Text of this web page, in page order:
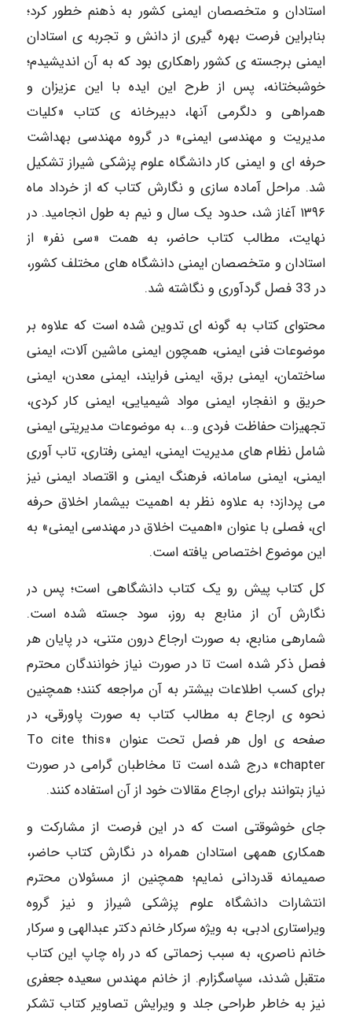
استادان و متخصصان ایمنی کشور به ذهنم خطور کرد؛
بنابراین فرصت بهره گیری از دانش و تجربه ی استادان
ایمنی برجسته ی کشور راهکاری بود که به آن اندیشیدم؛
خوشبختانه، پس از طرح این ایده با این عزیزان و
همراهی و دلگرمی آنها، دبیرخانه ی کتاب «کلیات
مدیریت و مهندسی ایمنی» در گروه مهندسی بهداشت
حرفه ای و ایمنی کار دانشگاه علوم پزشکی شیراز تشکیل
شد. مراحل آماده سازی و نگارش کتاب که از خرداد ماه
۱۳۹۶ آغاز شد، حدود یک سال و نیم به طول انجامید. در
نهایت، مطالب کتاب حاضر، به همت «سی نفر» از
استادان و متخصصان ایمنی دانشگاه های مختلف کشور،
در 33 فصل گردآوری و نگاشته شد.
محتوای کتاب به گونه ای تدوین شده است که علاوه بر
موضوعات فنی ایمنی، همچون ایمنی ماشین آلات، ایمنی
ساختمان، ایمنی برق، ایمنی فرایند، ایمنی معدن، ایمنی
حریق و انفجار، ایمنی مواد شیمیایی، ایمنی کار کردی،
تجهیزات حفاظت فردی و…، به موضوعات مدیریتی ایمنی
شامل نظام های مدیریت ایمنی، ایمنی رفتاری، تاب آوری
ایمنی، ایمنی سامانه، فرهنگ ایمنی و اقتصاد ایمنی نیز
می پردازد؛ به علاوه نظر به اهمیت بیشمار اخلاق حرفه
ای، فصلی با عنوان «اهمیت اخلاق در مهندسی ایمنی» به
این موضوع اختصاص یافته است.
کل کتاب پیش رو یک کتاب دانشگاهی است؛ پس در
نگارش آن از منابع به روز، سود جسته شده است.
شمارهی منابع، به صورت ارجاع درون متنی، در پایان هر
فصل ذکر شده است تا در صورت نیاز خوانندگان محترم
برای کسب اطلاعات بیشتر به آن مراجعه کنند؛ همچنین
نحوه ی ارجاع به مطالب کتاب به صورت پاورقی، در
صفحه ی اول هر فصل تحت عنوان «To cite this
chapter» درج شده است تا مخاطبان گرامی در صورت
نیاز بتوانند برای ارجاع مقالات خود از آن استفاده کنند.
جای خوشوقتی است که در این فرصت از مشارکت و
همکاری همهی استادان همراه در نگارش کتاب حاضر،
صمیمانه قدردانی نمایم؛ همچنین از مسئولان محترم
انتشارات دانشگاه علوم پزشکی شیراز و نیز گروه
ویراستاری ادبی، به ویژه سرکار خانم دکتر عبدالهی و سرکار
خانم ناصری، به سبب زحماتی که در راه چاپ این کتاب
متقبل شدند، سپاسگزارم. از خانم مهندس سعیده جعفری
نیز به خاطر طراحی جلد و ویرایش تصاویر کتاب تشکر